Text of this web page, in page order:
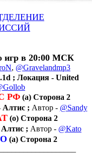
игр в 20:00 МСК
, @Gravelandmp3
; Локация - United
РФ(а) Сторона 2
Алтис ; Автор - @Sandy
(о) Сторона 2
; Автор - @Kato
(a) Сторона 2